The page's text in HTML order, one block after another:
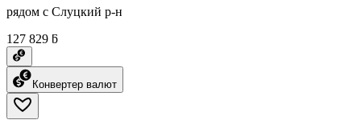
рядом с Слуцкий р-н
127 829 ƃ
Конвертер валют